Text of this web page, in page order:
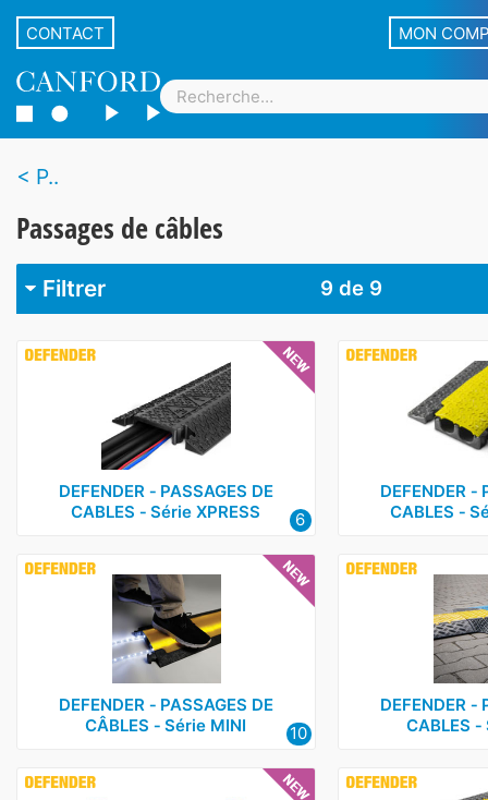
CONTACT MON
P..
Passages de câbles
Filtrer 9 de 9
Defender 6
D-Line 1
DEFENDER ‑ PASSAGES DE
CABLES ‑ Série XPRESS
6
DEFENDER ‑
CABLES ‑
DEFENDER ‑ PASSAGES DE
CÂBLES ‑ Série MINI
10
DEFENDER ‑
CABLES